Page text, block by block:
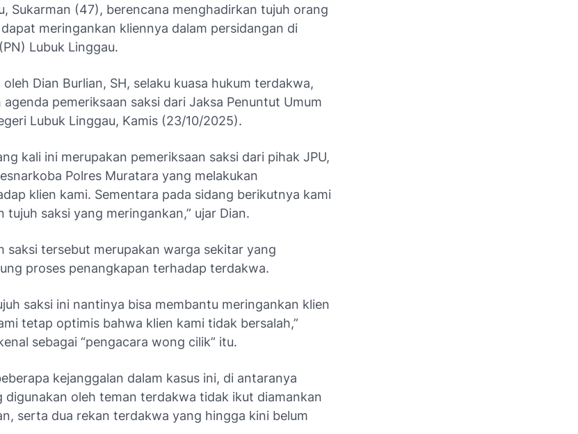
Sukarman (47), berencana menghadirkan tujuh orang
meringankan kliennya dalam persidangan di
Lubuk Linggau.
Dian Burlian, SH, selaku kuasa hukum terdakwa,
agenda pemeriksaan saksi dari Jaksa Penuntut Umum
Lubuk Linggau, Kamis (23/10/2025).
kali ini merupakan pemeriksaan saksi dari pihak JPU,
Polres Muratara yang melakukan
klien kami. Sementara pada sidang berikutnya kami
tujuh saksi yang meringankan,” ujar Dian.
saksi tersebut merupakan warga sekitar yang
proses penangkapan terhadap terdakwa.
saksi ini nantinya bisa membantu meringankan klien
tetap optimis bahwa klien kami tidak bersalah,”
sebagai “pengacara wong cilik” itu.
kejanggalan dalam kasus ini, di antaranya
digunakan oleh teman terdakwa tidak ikut diamankan
serta dua rekan terdakwa yang hingga kini belum